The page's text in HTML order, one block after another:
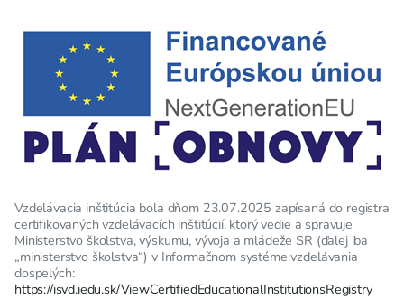
Vzdelávacia inštitúcia bola dňom 23.07.2025 zapísaná do registra
certifikovaných vzdelávacích inštitúcií, ktorý vedie a spravuje
Ministerstvo školstva, výskumu, vývoja a mládeže SR (ďalej iba
„ministerstvo školstva“) v Informačnom systéme vzdelávania
dospelých:
https://isvd.iedu.sk/ViewCertifiedEducationalInstitutionsRegistry